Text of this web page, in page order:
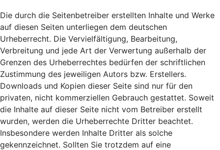
Die durch die Seitenbetreiber erstellten Inhalte und Werke
auf diesen Seiten unterliegen dem deutschen
Urheberrecht. Die Vervielfältigung, Bearbeitung,
Verbreitung und jede Art der Verwertung außerhalb der
Grenzen des Urheberrechtes bedürfen der schriftlichen
Zustimmung des jeweiligen Autors bzw. Erstellers.
Downloads und Kopien dieser Seite sind nur für den
privaten, nicht kommerziellen Gebrauch gestattet. Soweit
die Inhalte auf dieser Seite nicht vom Betreiber erstellt
wurden, werden die Urheberrechte Dritter beachtet.
Insbesondere werden Inhalte Dritter als solche
gekennzeichnet. Sollten Sie trotzdem auf eine